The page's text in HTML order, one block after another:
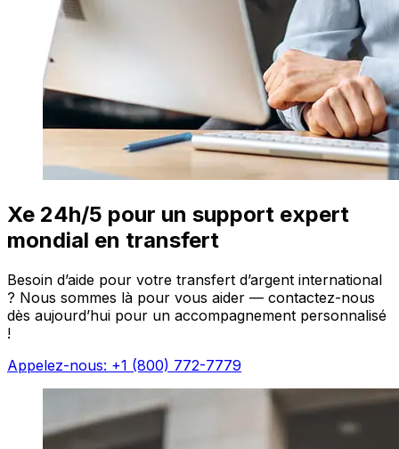
Xe 24h/5 pour un support expert
mondial en transfert
Besoin d’aide pour votre transfert d’argent international
? Nous sommes là pour vous aider — contactez-nous
dès aujourd’hui pour un accompagnement personnalisé
!
Appelez-nous: +1 (800) 772-7779